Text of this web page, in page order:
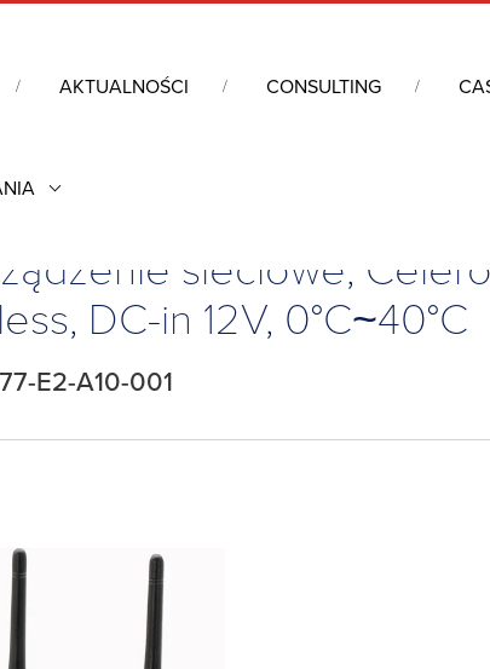
AKTUALNOŚCI CONSULTING
sieciowe,
DC-in 12V, 0°C~40°C
E2-A10-001